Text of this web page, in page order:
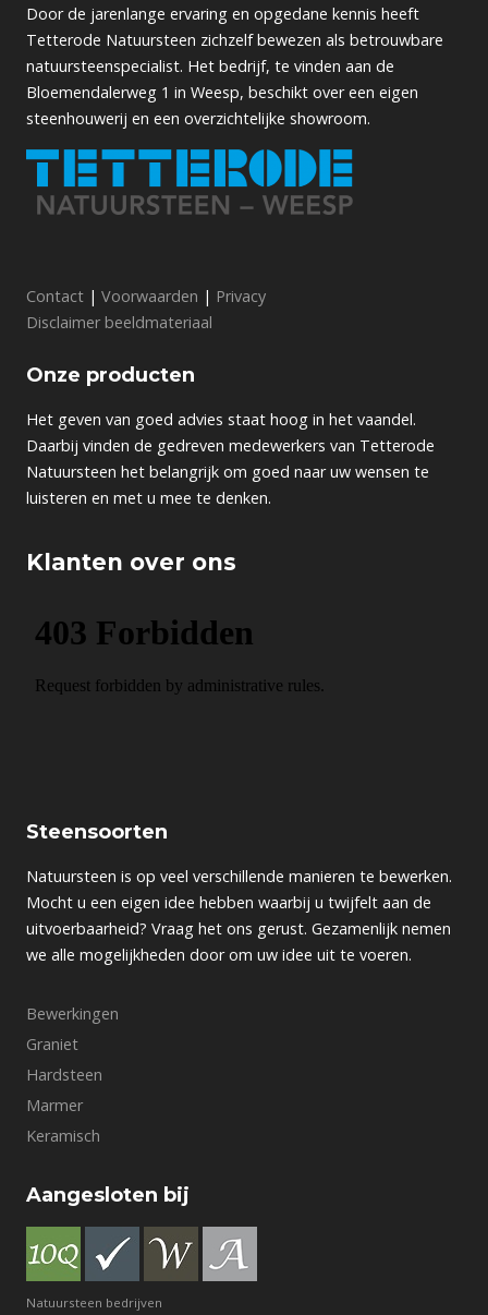
Door de jarenlange ervaring en opgedane kennis heeft
Tetterode Natuursteen zichzelf bewezen als betrouwbare
natuursteenspecialist. Het bedrijf, te vinden aan de
Bloemendalerweg 1 in Weesp, beschikt over een eigen
steenhouwerij en een overzichtelijke showroom.
Contact | Voorwaarden | Privacy
Disclaimer beeldmateriaal
Onze producten
Het geven van goed advies staat hoog in het vaandel.
Daarbij vinden de gedreven medewerkers van Tetterode
Natuursteen het belangrijk om goed naar uw wensen te
luisteren en met u mee te denken.
Klanten over ons
Steensoorten
Natuursteen is op veel verschillende manieren te bewerken.
Mocht u een eigen idee hebben waarbij u twijfelt aan de
uitvoerbaarheid? Vraag het ons gerust. Gezamenlijk nemen
we alle mogelijkheden door om uw idee uit te voeren.
Bewerkingen
Graniet
Hardsteen
Marmer
Keramisch
Aangesloten bij
Natuursteen bedrijven